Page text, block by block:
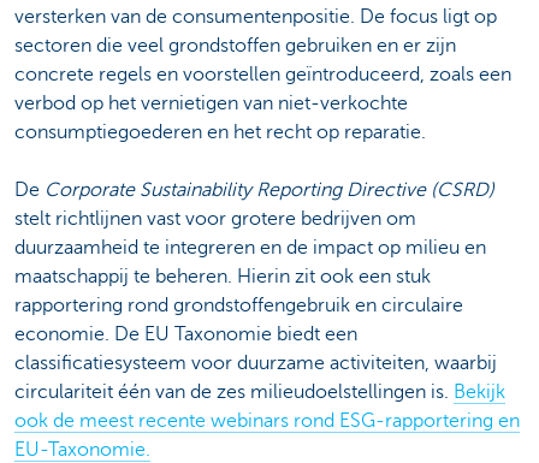
versterken van de consumentenpositie. De focus ligt op
sectoren die veel grondstoffen gebruiken en er zijn
concrete regels en voorstellen geïntroduceerd, zoals een
verbod op het vernietigen van niet-verkochte
consumptiegoederen en het recht op reparatie.
De Corporate Sustainability Reporting Directive (CSRD)
stelt richtlijnen vast voor grotere bedrijven om
duurzaamheid te integreren en de impact op milieu en
maatschappij te beheren. Hierin zit ook een stuk
rapportering rond grondstoffengebruik en circulaire
economie. De EU Taxonomie biedt een
classificatiesysteem voor duurzame activiteiten, waarbij
circulariteit één van de zes milieudoelstellingen is. Bekijk
ook de meest recente webinars rond ESG-rapportering en
EU-Taxonomie.